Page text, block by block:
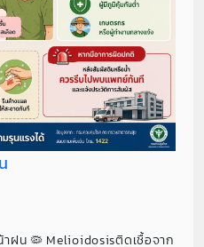
าฝน 🦠 Melioidosisติดเชื้อจาก